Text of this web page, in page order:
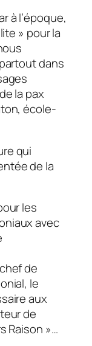
à l’époque,
» pour la
dans
la pax
école-
qui
de la
les
avec
de
le
aux
de
Raison »…